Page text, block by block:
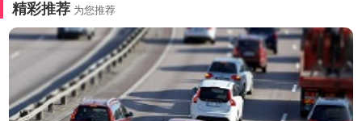
精彩推荐 为您推荐